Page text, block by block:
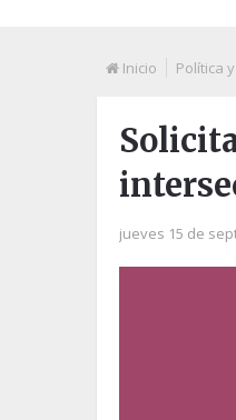
Inicio Política
jueves 15 de